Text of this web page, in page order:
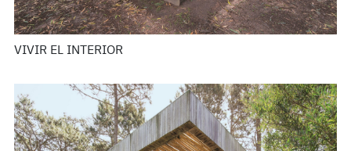
VIVIR EL INTERIOR